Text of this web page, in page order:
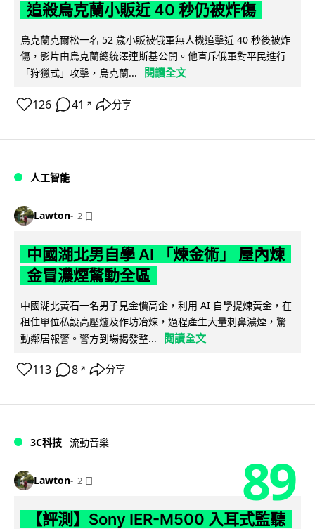
追殺烏克蘭小販近 40 秒仍被炸傷
烏克蘭克爾松一名 52 歲小販被俄軍無人機追擊近 40 秒後被炸
傷，影片由烏克蘭總統澤連斯基公開。他直斥俄軍對平民進行
「狩獵式」攻擊，烏克蘭...
閱讀全文
126 41 ↗ 分享
人工智能
Lawton 2 日
中國湖北男自學 AI 「煉金術」 屋內煉
金冒濃煙驚動全區
中國湖北黃石一名男子見金價高企，利用 AI 自學提煉黃金，在
租住單位私設高壓爐及作坊冶煉，過程產生大量刺鼻濃煙，驚
動鄰居報警。警方到場揭發整...
閱讀全文
113 8 ↗ 分享
3C科技 流動音樂
Lawton 2 日 89
【評測】Sony IER-M500 入耳式監聽